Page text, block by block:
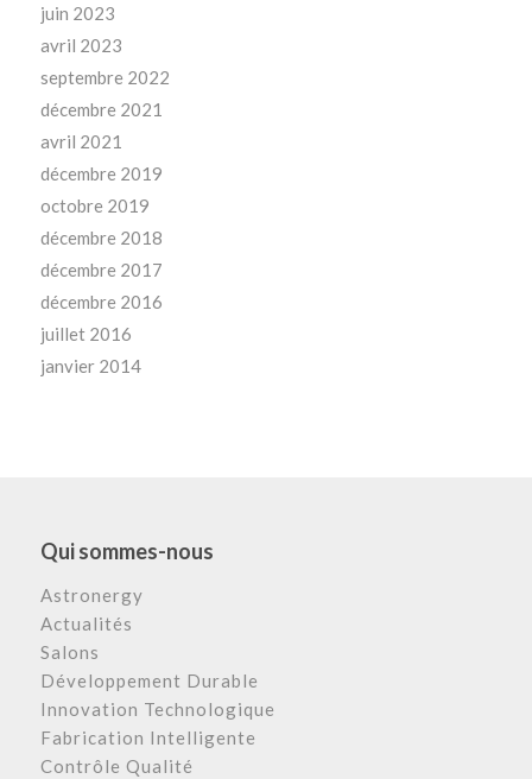
juin 2023
avril 2023
septembre 2022
décembre 2021
avril 2021
décembre 2019
octobre 2019
décembre 2018
décembre 2017
décembre 2016
juillet 2016
janvier 2014
Qui sommes-nous
Astronergy
Actualités
Salons
Développement Durable
Innovation Technologique
Fabrication Intelligente
Contrôle Qualité